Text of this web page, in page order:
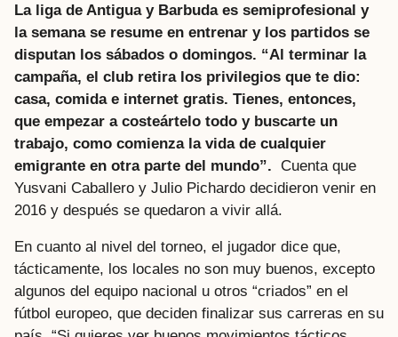
La liga de Antigua y Barbuda es semiprofesional y
la semana se resume en entrenar y los partidos se
disputan los sábados o domingos. “Al terminar la
campaña, el club retira los privilegios que te dio:
casa, comida e internet gratis. Tienes, entonces,
que empezar a costeártelo todo y buscarte un
trabajo, como comienza la vida de cualquier
emigrante en otra parte del mundo”. Cuenta que
Yusvani Caballero y Julio Pichardo decidieron venir en
2016 y después se quedaron a vivir allá.
En cuanto al nivel del torneo, el jugador dice que,
tácticamente, los locales no son muy buenos, excepto
algunos del equipo nacional u otros “criados” en el
fútbol europeo, que deciden finalizar sus carreras en su